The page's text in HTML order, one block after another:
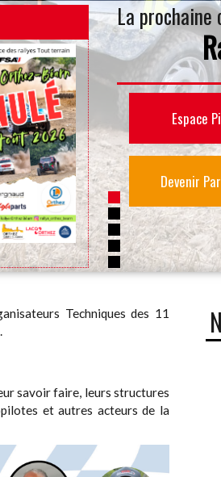
20 ème rallye
La prochaine
Espace
Devenir
Techniques des 11
.
savoir faire, leurs structures
et autres acteurs de la